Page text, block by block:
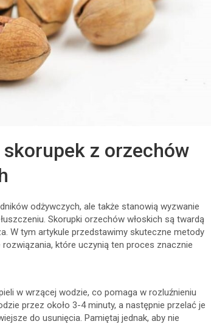
z orzechów
odżywczych, ale także stanowią wyzwanie
Skorupki orzechów włoskich są twardą
W tym artykule przedstawimy skuteczne metody
które uczynią ten proces znacznie
w wrzącej wodzie, co pomaga w rozluźnieniu
przez około 3-4 minuty, a następnie przelać je
do usunięcia. Pamiętaj jednak, aby nie